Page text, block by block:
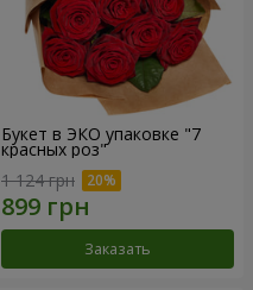
Букет в ЭКО упаковке "7
красных роз"
1 124 грн
Заказать